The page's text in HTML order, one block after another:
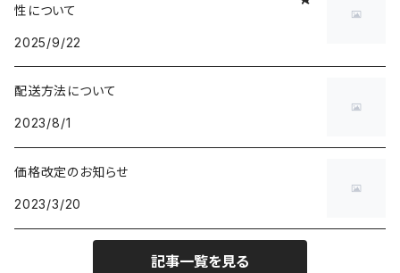
性について
2025/9/22
配送方法について
2023/8/1
価格改定のお知らせ
2023/3/20
記事一覧を見る